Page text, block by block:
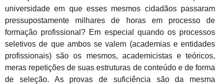
universidade em que esses mesmos cidadãos passaram
pressupostamente milhares de horas em processo de
formação profissional? Em especial quando os processos
seletivos de que ambos se valem (academias e entidades
profissionais) são os mesmos, academicistas e teóricos,
meras repetições de suas estruturas de conteúdo e de forma
de seleção. As provas de suficiência são da mesma